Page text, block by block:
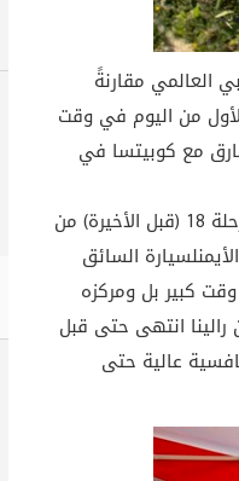
العالمي مقارنةً
من اليوم في وقت
مع كوبيتسا في
وقد تألف اليوم الأخير من مرحلة واحدة بطولة 14.6 كلم كررت مرتين. تمكن ميك خلال المرحلة 18 (قبل الأخيرة) من
الخلفي الأيمنلسيارة السائق
كبير بل ومركزه
انتهى حتى قبل
عالية حتى